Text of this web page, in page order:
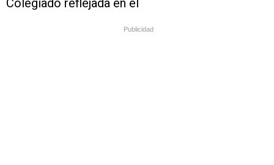
Colegiado reflejada en el
Publicidad